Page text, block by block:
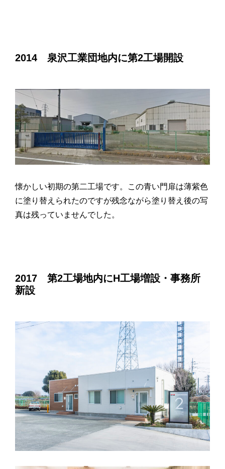
2014 泉沢工業団地内に第2工場開設
懐かしい初期の第二工場です。この青い門扉は薄紫色
に塗り替えられたのですが残念ながら塗り替え後の写
真は残っていませんでした。
2017 第2工場地内にH工場増設・事務所
新設